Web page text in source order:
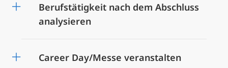
Berufstätigkeit nach dem Abschluss
analysieren
Career Day/Messe veranstalten